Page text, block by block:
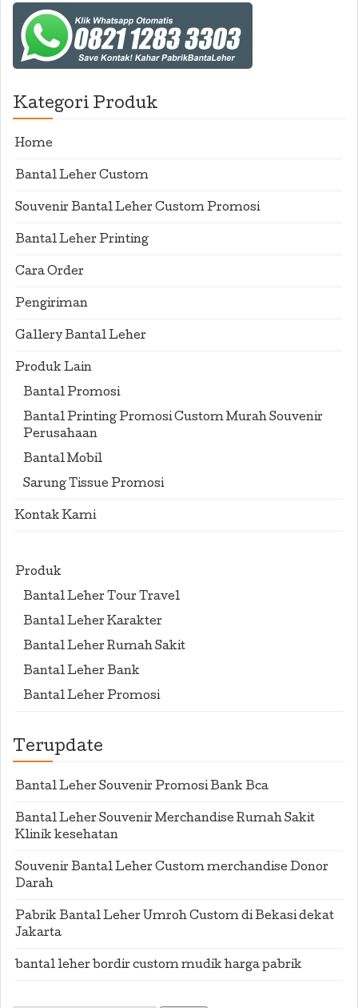
Kategori Produk
Home
Bantal Leher Custom
Souvenir Bantal Leher Custom Promosi
Bantal Leher Printing
Cara Order
Pengiriman
Gallery Bantal Leher
Produk Lain
Bantal Promosi
Bantal Printing Promosi Custom Murah Souvenir
Perusahaan
Bantal Mobil
Sarung Tissue Promosi
Kontak Kami
Produk
Bantal Leher Tour Travel
Bantal Leher Karakter
Bantal Leher Rumah Sakit
Bantal Leher Bank
Bantal Leher Promosi
Terupdate
Bantal Leher Souvenir Promosi Bank Bca
Bantal Leher Souvenir Merchandise Rumah Sakit
Klinik kesehatan
Souvenir Bantal Leher Custom merchandise Donor
Darah
Pabrik Bantal Leher Umroh Custom di Bekasi dekat
Jakarta
bantal leher bordir custom mudik harga pabrik